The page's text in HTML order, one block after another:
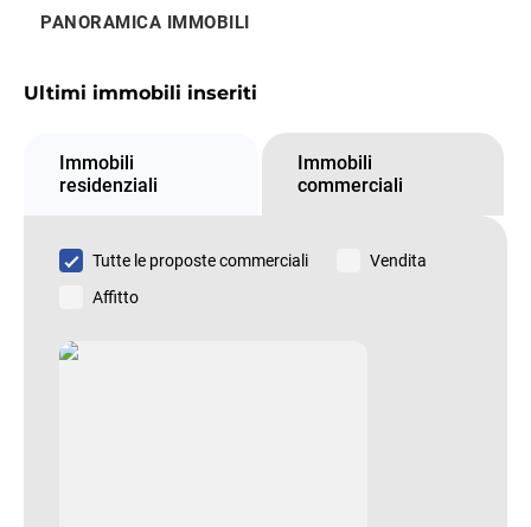
PANORAMICA IMMOBILI
Ultimi immobili inseriti
Immobili
residenziali
Immobili
commerciali
Tutte le proposte commerciali
Vendita
Affitto